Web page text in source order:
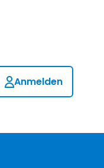
Anmelden